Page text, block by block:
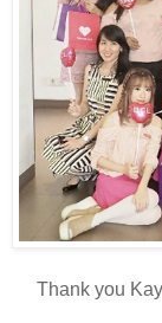
Thank you